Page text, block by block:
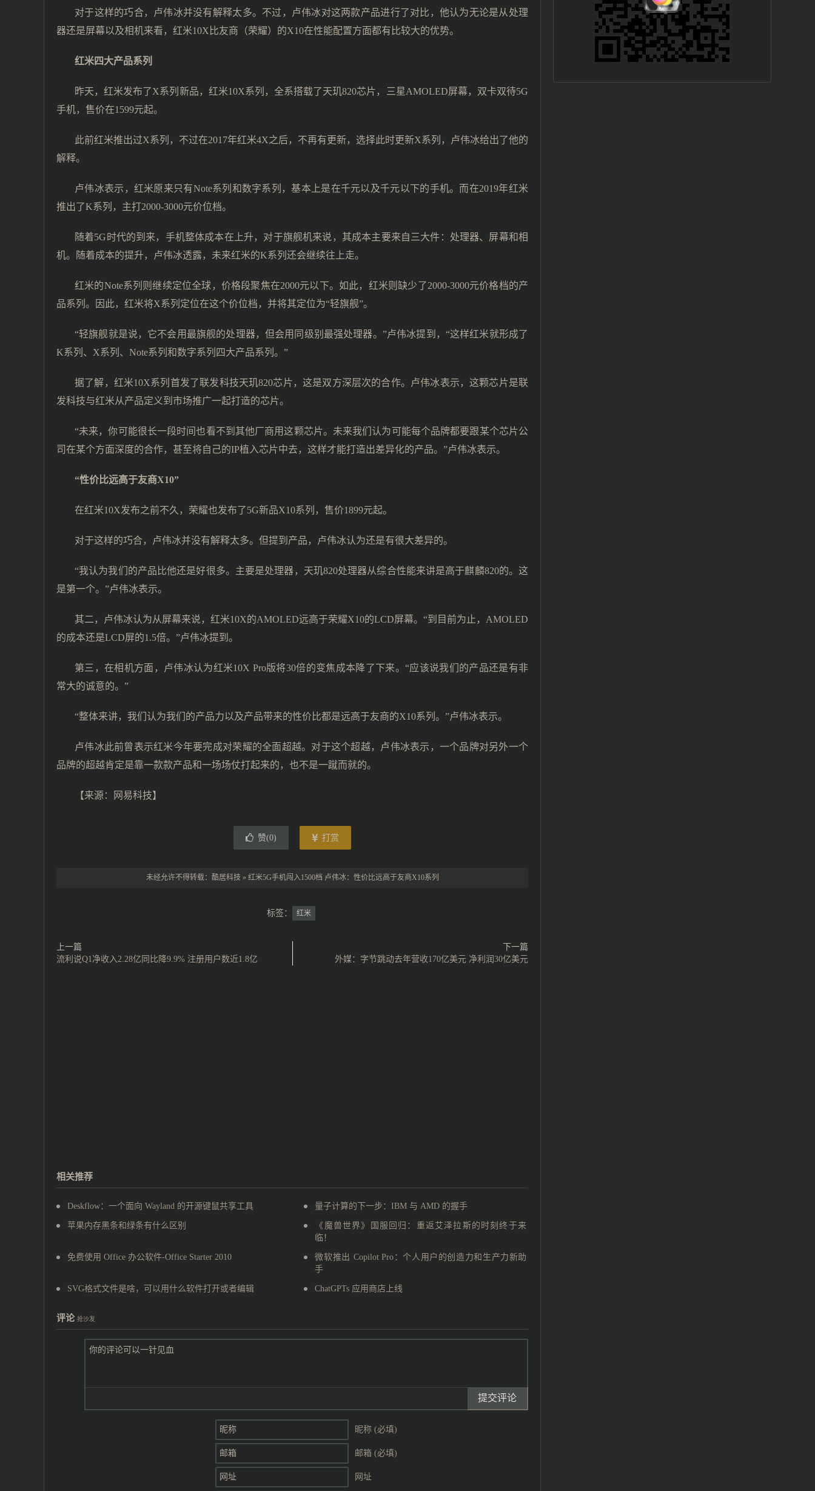
对于这样的巧合，卢伟冰并没有解释太多。不过，卢伟冰对这两款产品进行了对比，他认为无论是从处理
器还是屏幕以及相机来看，红米10X比友商（荣耀）的X10在性能配置方面都有比较大的优势。
红米四大产品系列
昨天，红米发布了X系列新品，红米10X系列，全系搭载了天玑820芯片，三星AMOLED屏幕，双卡双待5G
手机，售价在1599元起。
此前红米推出过X系列，不过在2017年红米4X之后，不再有更新，选择此时更新X系列，卢伟冰给出了他的
解释。
卢伟冰表示，红米原来只有Note系列和数字系列，基本上是在千元以及千元以下的手机。而在2019年红米
推出了K系列，主打2000-3000元价位档。
随着5G时代的到来，手机整体成本在上升，对于旗舰机来说，其成本主要来自三大件：处理器、屏幕和相
机。随着成本的提升，卢伟冰透露，未来红米的K系列还会继续往上走。
红米的Note系列则继续定位全球，价格段聚焦在2000元以下。如此，红米则缺少了2000-3000元价格档的产
品系列。因此，红米将X系列定位在这个价位档，并将其定位为“轻旗舰”。
“轻旗舰就是说，它不会用最旗舰的处理器，但会用同级别最强处理器。”卢伟冰提到，“这样红米就形成了
K系列、X系列、Note系列和数字系列四大产品系列。”
据了解，红米10X系列首发了联发科技天玑820芯片，这是双方深层次的合作。卢伟冰表示，这颗芯片是联
发科技与红米从产品定义到市场推广一起打造的芯片。
“未来，你可能很长一段时间也看不到其他厂商用这颗芯片。未来我们认为可能每个品牌都要跟某个芯片公
司在某个方面深度的合作，甚至将自己的IP植入芯片中去，这样才能打造出差异化的产品。”卢伟冰表示。
“性价比远高于友商X10”
在红米10X发布之前不久，荣耀也发布了5G新品X10系列，售价1899元起。
对于这样的巧合，卢伟冰并没有解释太多。但提到产品，卢伟冰认为还是有很大差异的。
“我认为我们的产品比他还是好很多。主要是处理器，天玑820处理器从综合性能来讲是高于麒麟820的。这
是第一个。”卢伟冰表示。
其二，卢伟冰认为从屏幕来说，红米10X的AMOLED远高于荣耀X10的LCD屏幕。“到目前为止，AMOLED
的成本还是LCD屏的1.5倍。”卢伟冰提到。
第三，在相机方面，卢伟冰认为红米10X Pro版将30倍的变焦成本降了下来。“应该说我们的产品还是有非
常大的诚意的。”
“整体来讲，我们认为我们的产品力以及产品带来的性价比都是远高于友商的X10系列。”卢伟冰表示。
卢伟冰此前曾表示红米今年要完成对荣耀的全面超越。对于这个超越，卢伟冰表示，一个品牌对另外一个
品牌的超越肯定是靠一款款产品和一场场仗打起来的，也不是一蹴而就的。
【来源： 网易科技】
赞(0) 打赏
未经允许不得转载： 酷居科技 » 红米5G手机闯入1500档 卢伟冰：性价比远高于友商X10系列
标签： 红米
上一篇
流利说Q1净收入2.28亿同比降9.9% 注册用户数近1.8亿
下一篇
外媒：字节跳动去年营收170亿美元 净利润30亿美元
相关推荐
Deskflow：一个面向 Wayland 的开源键鼠共享工具 量子计算的下一步：IBM 与 AMD 的握手
苹果内存黑条和绿条有什么区别
《魔兽世界》国服回归：重返艾泽拉斯的时刻终于来
临！
免费使用 Office 办公软件-Office Starter 2010
微软推出 Copilot Pro：个人用户的创造力和生产力新助
手
SVG格式文件是啥，可以用什么软件打开或者编辑 ChatGPTs 应用商店上线
评论 抢沙发
提交评论
昵称 (必填)
邮箱 (必填)
网址